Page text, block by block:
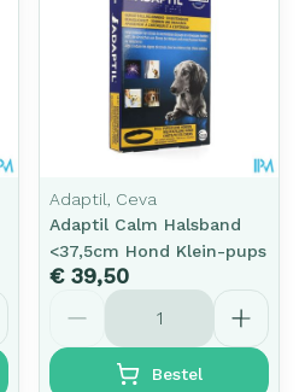
Adaptil, Ceva
Adaptil Calm Halsband
<37,5cm Hond Klein-pups
€ 39,50
Aantal
Bestel